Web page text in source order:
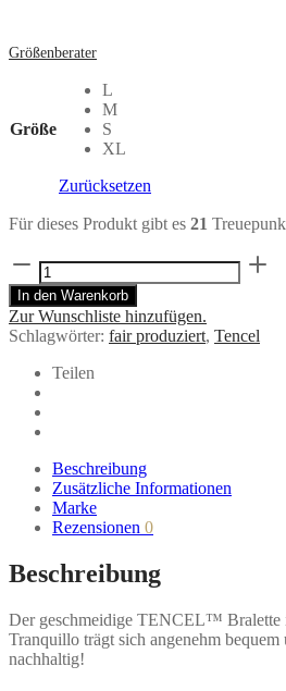
Größenberater
Größe
L
M
S
XL
Zurücksetzen
Für dieses Produkt gibt es 21
TENCEL™
Bralette
in
dunkelgrün
von
Menge
In den Warenkorb
Zur Wunschliste hinzufügen.
Schlagwörter: fair produziert, Tencel
Teilen
Beschreibung
Zusätzliche Informationen
Marke
Rezensionen 0
Beschreibung
Der geschmeidige TENCEL™ Bralette
Tranquillo trägt sich angenehm
nachhaltig!